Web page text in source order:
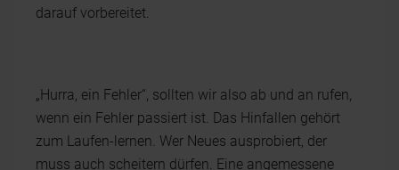
darauf vorbereitet.
„Hurra, ein Fehler“, sollten wir also ab und an rufen,
wenn ein Fehler passiert ist. Das Hinfallen gehört
zum Laufen-lernen. Wer Neues ausprobiert, der
muss auch scheitern dürfen. Eine angemessene